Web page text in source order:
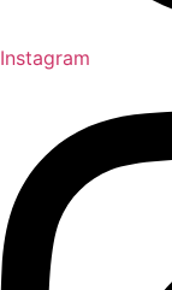
Instagram